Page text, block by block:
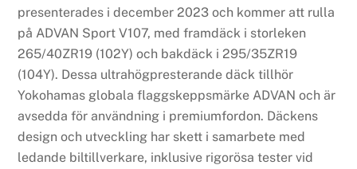
presenterades i december 2023 och kommer att rulla
på ADVAN Sport V107, med framdäck i storleken
265/40ZR19 (102Y) och bakdäck i 295/35ZR19
(104Y). Dessa ultrahögpresterande däck tillhör
Yokohamas globala flaggskeppsmärke ADVAN och är
avsedda för användning i premiumfordon. Däckens
design och utveckling har skett i samarbete med
ledande biltillverkare, inklusive rigorösa tester vid